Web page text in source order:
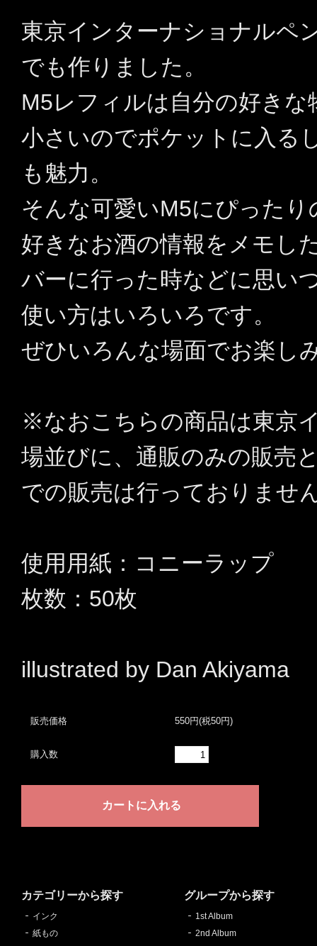
東京インターナショナルペ
でも作りました。
M5レフィルは自分の好き
小さいのでポケットに入る
も魅力。
そんな可愛いM5にぴったり
好きなお酒の情報をメモし
バーに行った時などに思い
使い方はいろいろです。
ぜひいろんな場面でお楽し
※なおこちらの商品は東京
場並びに、通販のみの販売
での販売は行っておりませ
使用用紙：コニーラップ
枚数：50枚
illustrated by Dan Akiyama
販売価格 550円(税50円)
購入数
カテゴリーから探す
インク
紙もの
グループから探す
1st Album
2nd Album